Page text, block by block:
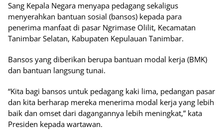
Sang Kepala Negara menyapa pedagang sekaligus
menyerahkan bantuan sosial (bansos) kepada para
penerima manfaat di pasar Ngrimase Olilit, Kecamatan
Tanimbar Selatan, Kabupaten Kepulauan Tanimbar.
Bansos yang diberikan berupa bantuan modal kerja (BMK)
dan bantuan langsung tunai.
“Kita bagi bansos untuk pedagang kaki lima, pedangan pasar
dan kita berharap mereka menerima modal kerja yang lebih
baik dan omset dari dagangannya lebih meningkat,” kata
Presiden kepada wartawan.